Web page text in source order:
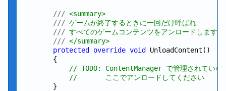
/// <summary>
/// ゲームが終了するときに一回だけ呼ばれ
/// すべてのゲームコンテンツをアンロードします
/// </summary>
protected
override void
UnloadContent()
        {
// TODO: ContentManager で管理されていな
//       ここでアンロードしてください
        }